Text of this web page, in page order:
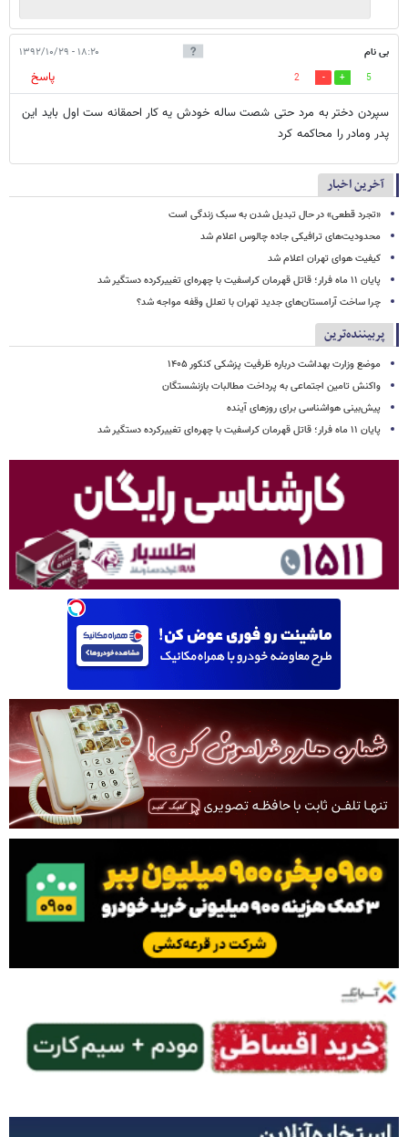
بی نام ۱۸:۲۰ - ۱۳۹۲/۱۰/۲۹
5
2
پاسخ
سپردن دختر به مرد حتی شصت ساله خودش یه کار احمقانه ست اول باید این
پدر ومادر را محاکمه کرد
آخرین اخبار
«تجرد قطعی» در حال تبدیل شدن به سبک زندگی است
محدودیت‌های ترافیکی جاده چالوس اعلام شد
کیفیت هوای تهران اعلام شد
پایان ۱۱ ماه فرار؛ قاتل قهرمان کراسفیت با چهره‌ای تغییرکرده دستگیر شد
چرا ساخت آرامستان‌های جدید تهران با تعلل وقفه مواجه شد؟
پربیننده‌ترین
موضع وزارت بهداشت درباره ظرفیت پزشکی کنکور ۱۴۰۵
واکنش تامین اجتماعی به پرداخت مطالبات بازنشستگان
پیش‌بینی هواشناسی برای روزهای آینده
پایان ۱۱ ماه فرار؛ قاتل قهرمان کراسفیت با چهره‌ای تغییرکرده دستگیر شد